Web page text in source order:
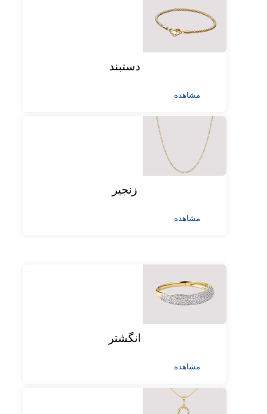
دستبند
مشاهده
زنجیر
مشاهده
انگشتر
مشاهده